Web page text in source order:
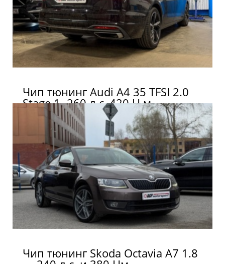
Чип тюнинг Audi A4 35 TFSI 2.0
Stage 1- 260 л.с, 420 Н.м
Чип тюнинг Skoda Octavia A7 1.8